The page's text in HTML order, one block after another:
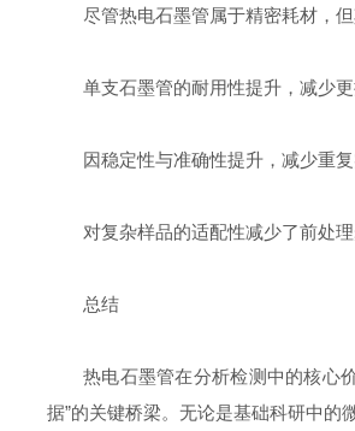
尽管热电石墨管属于精密耗材，
单支石墨管的耐用性提升，减少
因稳定性与准确性提升，减少重
对复杂样品的适配性减少了前处
总结
热电石墨管在分析检测中的核心
据”的关键桥梁。无论是基础科研中的